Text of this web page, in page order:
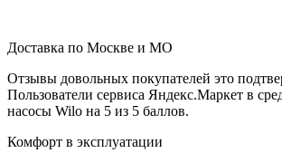
Доставка по Москве и МО
Отзывы довольных покупателей это
Пользователи сервиса Яндекс.Маркет в
насосы Wilo на 5 из 5 баллов.
Комфорт в эксплуатации